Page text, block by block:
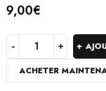
9,00€
ACHETER